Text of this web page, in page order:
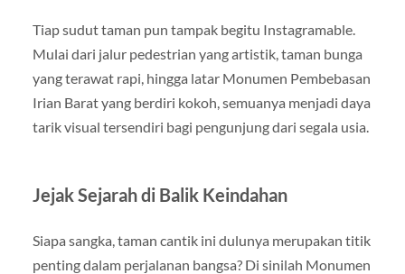
Tiap sudut taman pun tampak begitu Instagramable.
Mulai dari jalur pedestrian yang artistik, taman bunga
yang terawat rapi, hingga latar Monumen Pembebasan
Irian Barat yang berdiri kokoh, semuanya menjadi daya
tarik visual tersendiri bagi pengunjung dari segala usia.
Jejak Sejarah di Balik Keindahan
Siapa sangka, taman cantik ini dulunya merupakan titik
penting dalam perjalanan bangsa? Di sinilah Monumen